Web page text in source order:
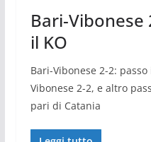
Bari-Vibonese
il KO
Bari-Vibonese 2-2:
Vibonese 2-2, e altro
pari di Catania